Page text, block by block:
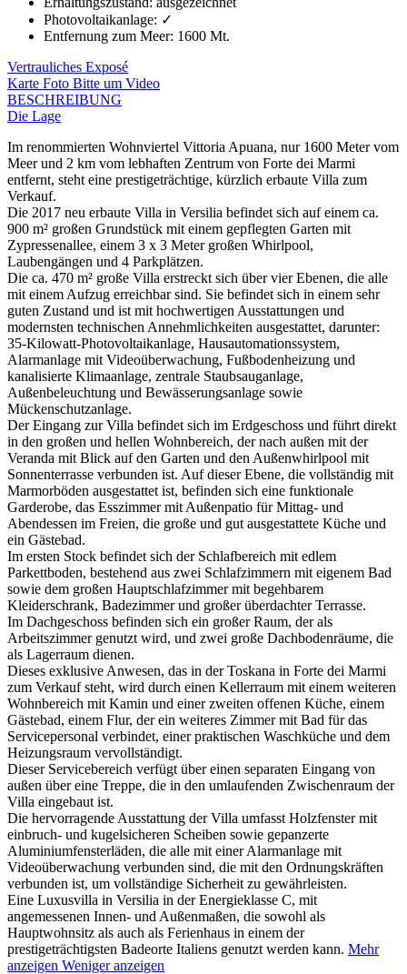
Photovoltaikanlage: ✓
Entfernung zum Meer: 1600 Mt.
Vertrauliches Exposé
Karte Foto Bitte um Video
BESCHREIBUNG
Die Lage
Im renommierten Wohnviertel Vittoria Apuana, nur 1600 Meter vom
Meer und 2 km vom lebhaften Zentrum von Forte dei Marmi
entfernt, steht eine prestigeträchtige, kürzlich erbaute Villa zum
Verkauf.
Die 2017 neu erbaute Villa in Versilia befindet sich auf einem ca.
900 m² großen Grundstück mit einem gepflegten Garten mit
Zypressenallee, einem 3 x 3 Meter großen Whirlpool,
Laubengängen und 4 Parkplätzen.
Die ca. 470 m² große Villa erstreckt sich über vier Ebenen, die alle
mit einem Aufzug erreichbar sind. Sie befindet sich in einem sehr
guten Zustand und ist mit hochwertigen Ausstattungen und
modernsten technischen Annehmlichkeiten ausgestattet, darunter:
35-Kilowatt-Photovoltaikanlage, Hausautomationssystem,
Alarmanlage mit Videoüberwachung, Fußbodenheizung und
kanalisierte Klimaanlage, zentrale Staubsauganlage,
Außenbeleuchtung und Bewässerungsanlage sowie
Mückenschutzanlage.
Der Eingang zur Villa befindet sich im Erdgeschoss und führt direkt
in den großen und hellen Wohnbereich, der nach außen mit der
Veranda mit Blick auf den Garten und den Außenwhirlpool mit
Sonnenterrasse verbunden ist. Auf dieser Ebene, die vollständig mit
Marmorböden ausgestattet ist, befinden sich eine funktionale
Garderobe, das Esszimmer mit Außenpatio für Mittag- und
Abendessen im Freien, die große und gut ausgestattete Küche und
ein Gästebad.
Im ersten Stock befindet sich der Schlafbereich mit edlem
Parkettboden, bestehend aus zwei Schlafzimmern mit eigenem Bad
sowie dem großen Hauptschlafzimmer mit begehbarem
Kleiderschrank, Badezimmer und großer überdachter Terrasse.
Im Dachgeschoss befinden sich ein großer Raum, der als
Arbeitszimmer genutzt wird, und zwei große Dachbodenräume, die
als Lagerraum dienen.
Dieses exklusive Anwesen, das in der Toskana in Forte dei Marmi
zum Verkauf steht, wird durch einen Kellerraum mit einem weiteren
Wohnbereich mit Kamin und einer zweiten offenen Küche, einem
Gästebad, einem Flur, der ein weiteres Zimmer mit Bad für das
Servicepersonal verbindet, einer praktischen Waschküche und dem
Heizungsraum vervollständigt.
Dieser Servicebereich verfügt über einen separaten Eingang von
außen über eine Treppe, die in den umlaufenden Zwischenraum der
Villa eingebaut ist.
Die hervorragende Ausstattung der Villa umfasst Holzfenster mit
einbruch- und kugelsicheren Scheiben sowie gepanzerte
Aluminiumfensterläden, die alle mit einer Alarmanlage mit
Videoüberwachung verbunden sind, die mit den Ordnungskräften
verbunden ist, um vollständige Sicherheit zu gewährleisten.
Eine Luxusvilla in Versilia in der Energieklasse C, mit
angemessenen Innen- und Außenmaßen, die sowohl als
Hauptwohnsitz als auch als Ferienhaus in einem der
prestigeträchtigsten Badeorte Italiens genutzt werden kann. Mehr
anzeigen Weniger anzeigen